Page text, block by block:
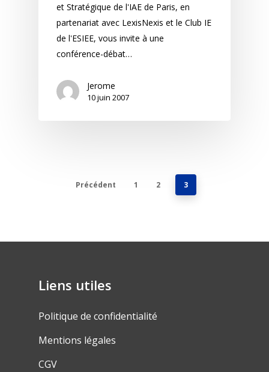
et Stratégique de l'IAE de Paris, en
partenariat avec LexisNexis et le Club IE
de l'ESIEE, vous invite à une
conférence-débat…
Jerome
10 juin 2007
Précédent 1 2 3
Liens utiles
Politique de confidentialité
Mentions légales
CGV